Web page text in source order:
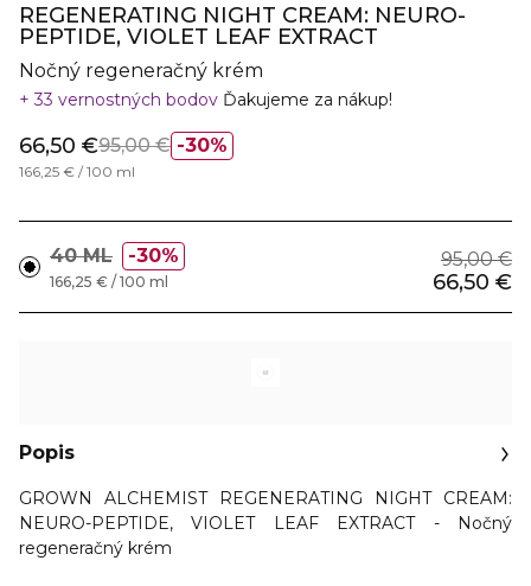
REGENERATING NIGHT CREAM: NEURO-
PEPTIDE, VIOLET LEAF EXTRACT
Nočný regeneračný krém
33 vernostných bodov Ďakujeme za nákup!
30%
66,50 €95,00 €
166,25 € / 100 ml
40 ML 30% 95,00 €
66,50 €
166,25 € / 100 ml
Popis
GROWN ALCHEMIST REGENERATING NIGHT CREAM:
NEURO-PEPTIDE, VIOLET LEAF EXTRACT - Nočný
regeneračný krém